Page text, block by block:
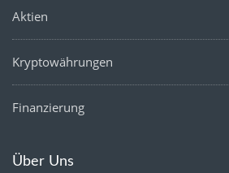
Aktien
Kryptowährungen
Finanzierung
Über Uns